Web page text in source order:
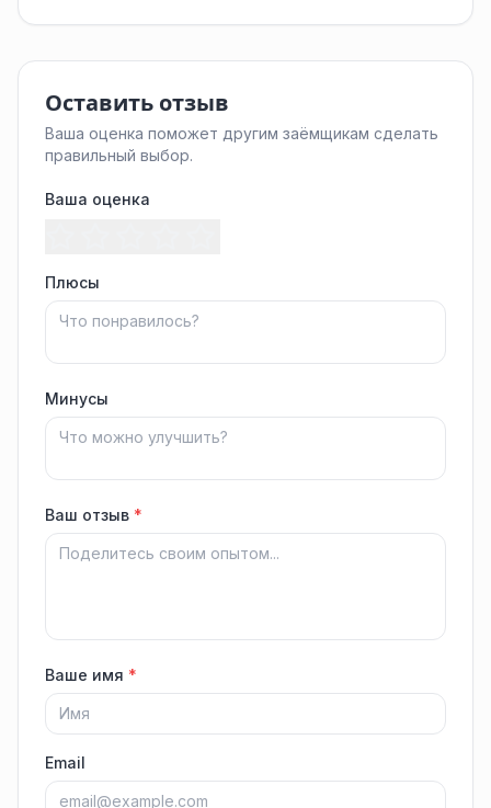
Оставить отзыв
Ваша оценка поможет другим заёмщикам сделать
правильный выбор.
Ваша оценка
Плюсы
Минусы
Ваш отзыв *
Ваше имя *
Email